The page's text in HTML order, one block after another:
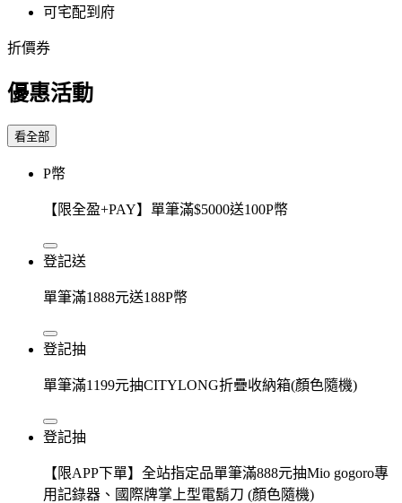
可宅配到府
折價券
優惠活動
看全部
P幣
【限全盈+PAY】單筆滿$5000送100P幣
登記送
單筆滿1888元送188P幣
登記抽
單筆滿1199元抽CITYLONG折疊收納箱(顏色隨機)
登記抽
【限APP下單】全站指定品單筆滿888元抽Mio gogoro專
用記錄器、國際牌掌上型電鬍刀 (顏色隨機)